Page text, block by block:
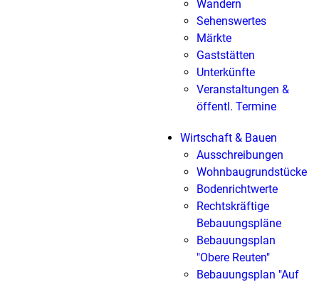
Wandern
Sehenswertes
Märkte
Gaststätten
Unterkünfte
Veranstaltungen &
öffentl. Termine
Wirtschaft & Bauen
Ausschreibungen
Wohnbaugrundstücke
Bodenrichtwerte
Rechtskräftige
Bebauungspläne
Bebauungsplan
"Obere Reuten"
Bebauungsplan "Auf